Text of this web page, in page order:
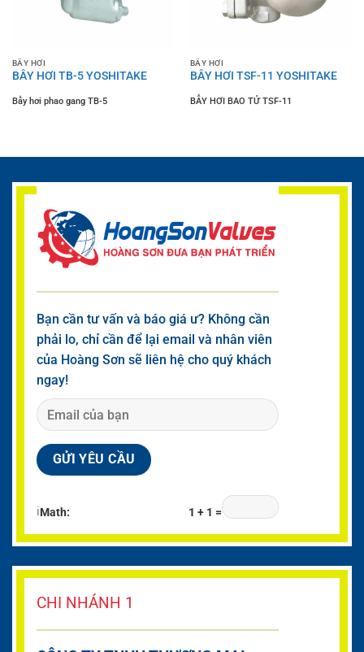
BẪY HƠI
BẪY HƠI TB-5 YOSHITAKE
Bẫy hơi phao gang TB-5
BẪY HƠI
BẪY HƠI TSF-11 YOSHITAKE
BẪY HƠI BAO TỬ TSF-11
Bạn cần tư vấn và báo giá ư? Không cần
phải lo, chỉ cần để lại email và nhân viên
của Hoàng Sơn sẽ liên hệ cho quý khách
ngay!
ℹMath: 1 + 1 =
CHI NHÁNH 1